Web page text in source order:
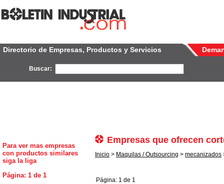
Directorio de Empresas, Productos y Servicios
Buscar:
Para ver mas empresas
con productos similares
siga la liga
Página: 1 de 1
Empresas que ofrecen
Inicio > Maquilas / Outsourcing > mecanizados
Página: 1 de 1